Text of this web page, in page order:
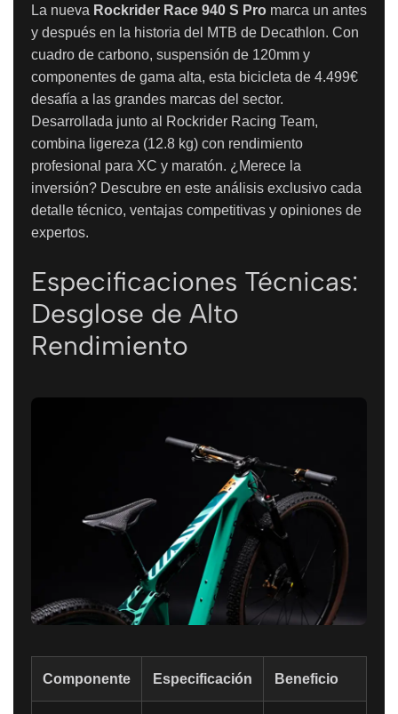
La nueva Rockrider Race 940 S Pro marca un antes
y después en la historia del MTB de Decathlon. Con
cuadro de carbono, suspensión de 120mm y
componentes de gama alta, esta bicicleta de 4.499€
desafía a las grandes marcas del sector.
Desarrollada junto al Rockrider Racing Team,
combina ligereza (12.8 kg) con rendimiento
profesional para XC y maratón. ¿Merece la
inversión? Descubre en este análisis exclusivo cada
detalle técnico, ventajas competitivas y opiniones de
expertos.
Especificaciones Técnicas:
Desglose de Alto
Rendimiento
Componente Especificación Beneficio